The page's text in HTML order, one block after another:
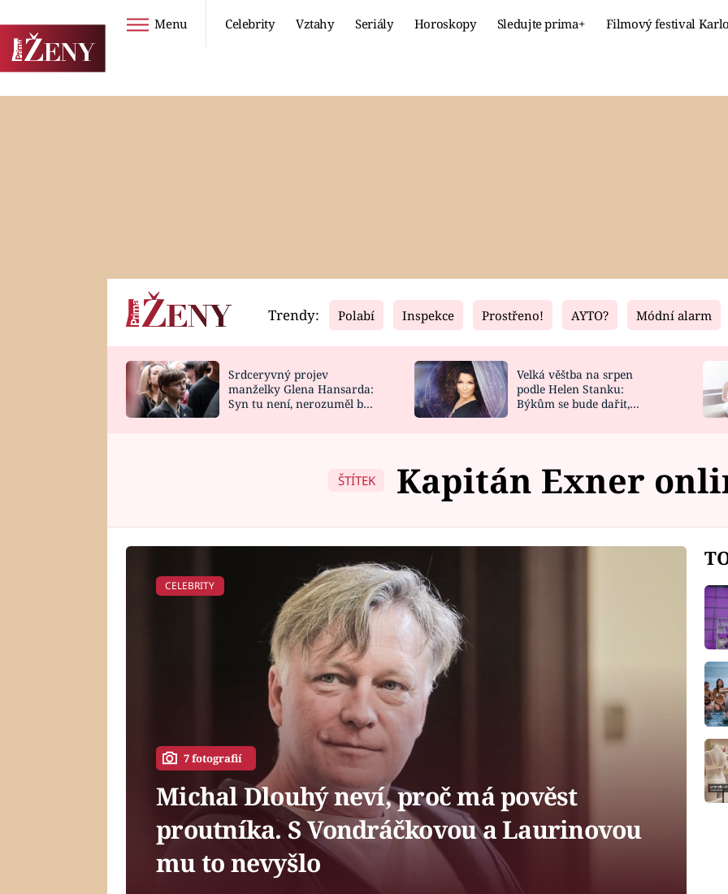
Menu Celebrity Vztahy Seriály Horoskopy Sledujte prima+ Filmový festival
Horoskopy
HOROSKOP NA
Video
CELEBRITY
VAŘENÍ
Fresh
NOVINKY
VIDEORECEPTY
Living
DESIGN
Trendy: Polabí Inspekce Prostřeno! AYTO? Módní alarm
Srdceryvný projev
manželky Glena Hansarda:
Syn tu není, nerozuměl by
Velká věštba na srpen
podle Helen Stanku:
Býkům se bude dařit,
ŠTÍTEK Kapitán Exner
CELEBRITY
7 fotografií
Michal Dlouhý neví, proč má pověst
proutníka. S Vondráčkovou a Laurinovou
mu to nevyšlo